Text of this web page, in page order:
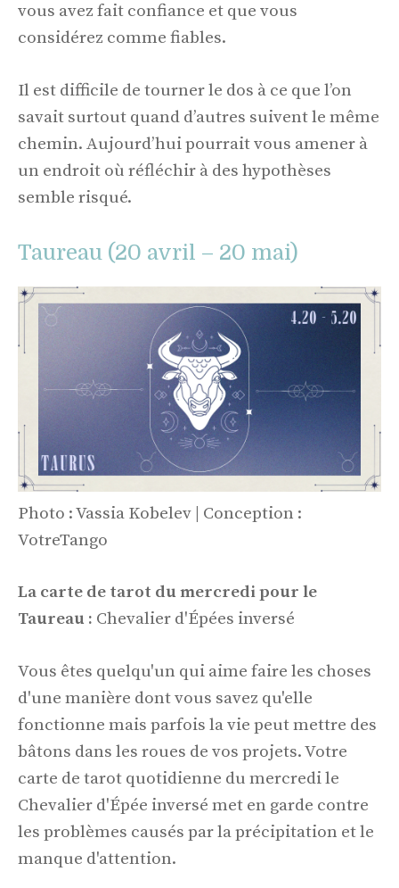
vous avez fait confiance et que vous
considérez comme fiables.
Il est difficile de tourner le dos à ce que l’on
savait surtout quand d’autres suivent le même
chemin. Aujourd’hui pourrait vous amener à
un endroit où réfléchir à des hypothèses
semble risqué.
Taureau (20 avril – 20 mai)
Photo : Vassia Kobelev | Conception :
VotreTango
La carte de tarot du mercredi pour le
Taureau : Chevalier d'Épées inversé
Vous êtes quelqu'un qui aime faire les choses
d'une manière dont vous savez qu'elle
fonctionne mais parfois la vie peut mettre des
bâtons dans les roues de vos projets. Votre
carte de tarot quotidienne du mercredi le
Chevalier d'Épée inversé met en garde contre
les problèmes causés par la précipitation et le
manque d'attention.